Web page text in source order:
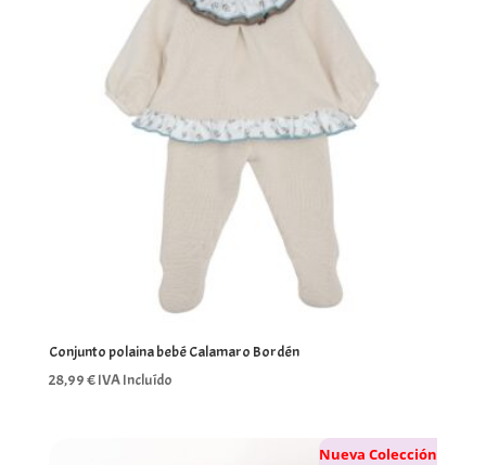
Conjunto polaina bebé Calamaro Bordén
28,99€IVA Incluído
Nueva Colección